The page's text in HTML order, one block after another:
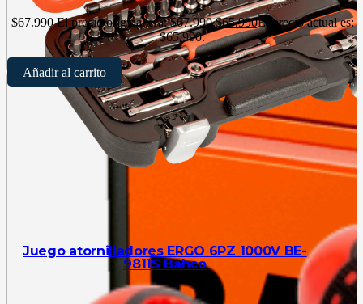
$67.990 El precio original era: $67.990.$65.990El precio actual es:
$65.990.
Añadir al carrito
Juego atornilladores ERGO 6PZ 1000V BE-
9811S Bahco